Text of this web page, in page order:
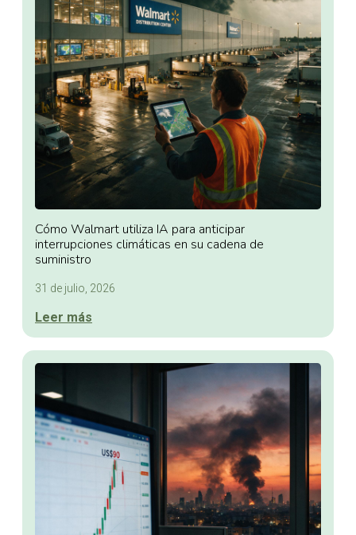
Cómo Walmart utiliza IA para anticipar
interrupciones climáticas en su cadena de
suministro
31 de julio, 2026
Leer más